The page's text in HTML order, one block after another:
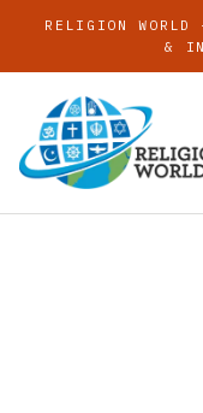
RELIGION
&